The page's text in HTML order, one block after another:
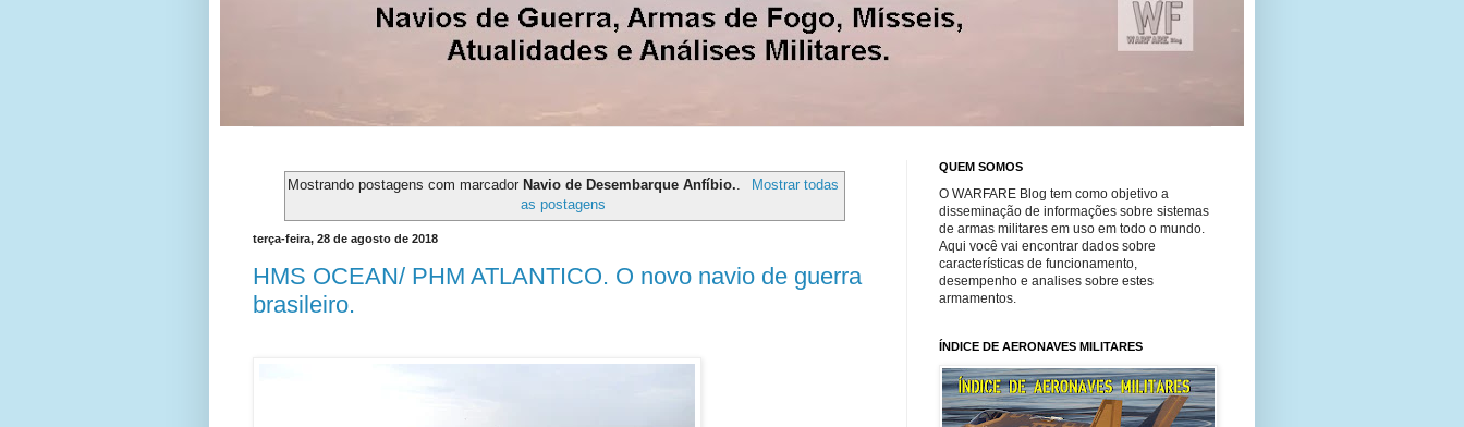
Mostrando postagens com marcador Navio de Desembarque Anfíbio.
Mostrar todas
as postagens
terça-feira, 28 de agosto de 2018
HMS OCEAN/ PHM ATLANTICO. O novo navio de guerra
brasileiro.
QUEM SOMOS
O WARFARE Blog tem como objetivo a
disseminação de informações sobre sistemas
de armas militares em uso em todo o mundo.
Aqui você vai encontrar dados sobre
características de funcionamento,
desempenho e analises sobre estes
armamentos.
ÍNDICE DE AERONAVES MILITARES